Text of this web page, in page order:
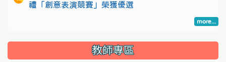
禮「創意表演競賽」榮獲優選
more...
教師專區